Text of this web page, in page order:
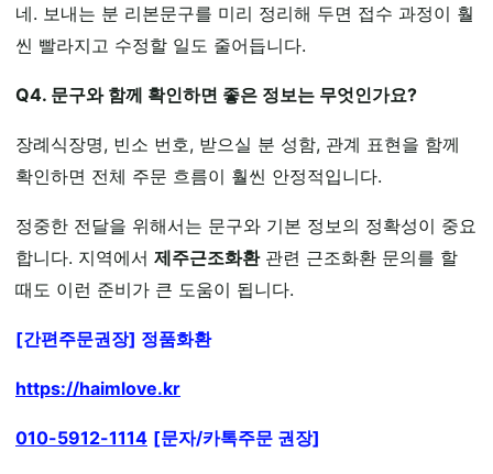
네. 보내는 분 리본문구를 미리 정리해 두면 접수 과정이 훨
씬 빨라지고 수정할 일도 줄어듭니다.
Q4. 문구와 함께 확인하면 좋은 정보는 무엇인가요?
장례식장명, 빈소 번호, 받으실 분 성함, 관계 표현을 함께
확인하면 전체 주문 흐름이 훨씬 안정적입니다.
정중한 전달을 위해서는 문구와 기본 정보의 정확성이 중요
합니다. 지역에서 제주근조화환관련 근조화환 문의를 할
때도 이런 준비가 큰 도움이 됩니다.
[간편주문권장] 정품화환
https://haimlove.kr
010-5912-1114 [문자/카톡주문 권장]